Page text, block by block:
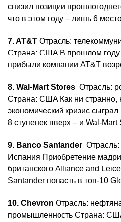
снизил позиции
что в этом году – лишь 6
7. AT&T Отрасль:
Страна: США В прошлом году
прибыли компании AT&T
8. Wal-Mart Stores Отрасль:
Страна: США Как ни странно,
экономический кризис
8 ступенек вверх – и Wal-Mart
9. Banco Santander Отрасль:
Испания Приобретение
британского Alliance and
Santander попасть в топ-10
10. Chevron Отрасль:
промышленность Страна: